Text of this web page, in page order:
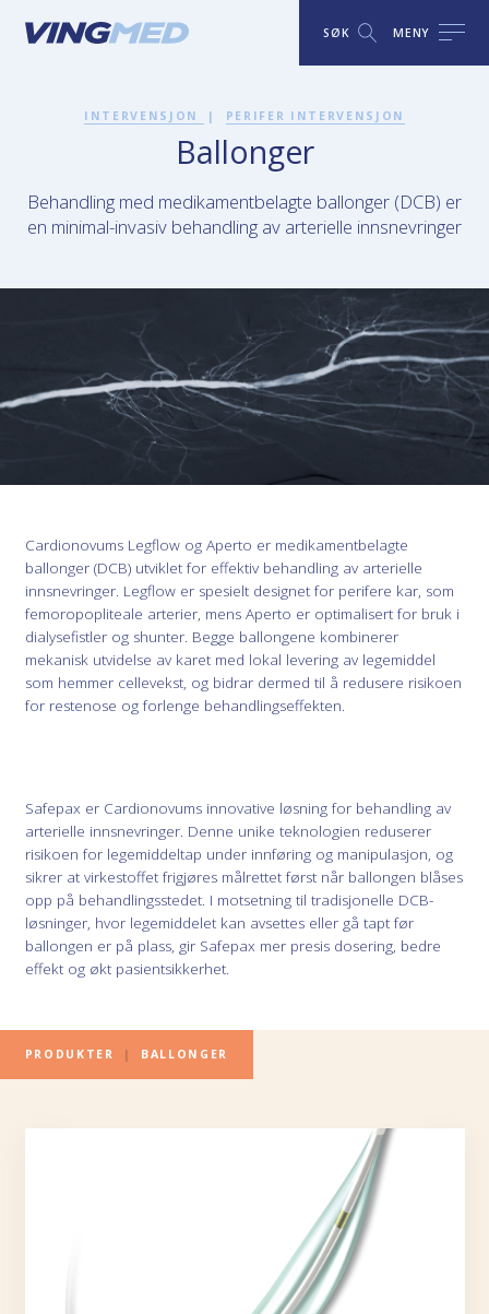
SØK MENY
INTERVENSJON | PERIFER INTERVENSJON
Ballonger
Behandling med medikamentbelagte ballonger (DCB) er
en minimal-invasiv behandling av arterielle innsnevringer
Cardionovums Legflow og Aperto er medikamentbelagte
ballonger (DCB) utviklet for effektiv behandling av arterielle
innsnevringer. Legflow er spesielt designet for perifere kar, som
femoropopliteale arterier, mens Aperto er optimalisert for bruk i
dialysefistler og shunter. Begge ballongene kombinerer
mekanisk utvidelse av karet med lokal levering av legemiddel
som hemmer cellevekst, og bidrar dermed til å redusere risikoen
for restenose og forlenge behandlingseffekten.
Safepax er Cardionovums innovative løsning for behandling av
arterielle innsnevringer. Denne unike teknologien reduserer
risikoen for legemiddeltap under innføring og manipulasjon, og
sikrer at virkestoffet frigjøres målrettet først når ballongen blåses
opp på behandlingsstedet. I motsetning til tradisjonelle DCB-
løsninger, hvor legemiddelet kan avsettes eller gå tapt før
ballongen er på plass, gir Safepax mer presis dosering, bedre
effekt og økt pasientsikkerhet.
PRODUKTER | BALLONGER